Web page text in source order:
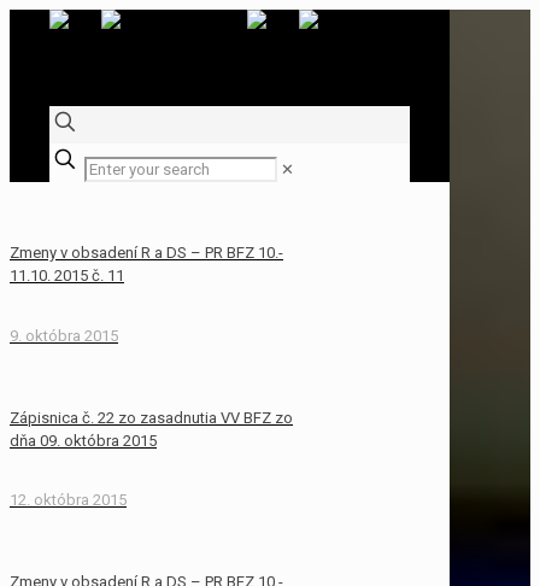
✕
Zmeny v obsadení R a DS – PR BFZ 10.-
11.10. 2015 č. 11
9. októbra 2015
Zápisnica č. 22 zo zasadnutia VV BFZ zo
dňa 09. októbra 2015
12. októbra 2015
Zmeny v obsadení R a DS – PR BFZ 10.-